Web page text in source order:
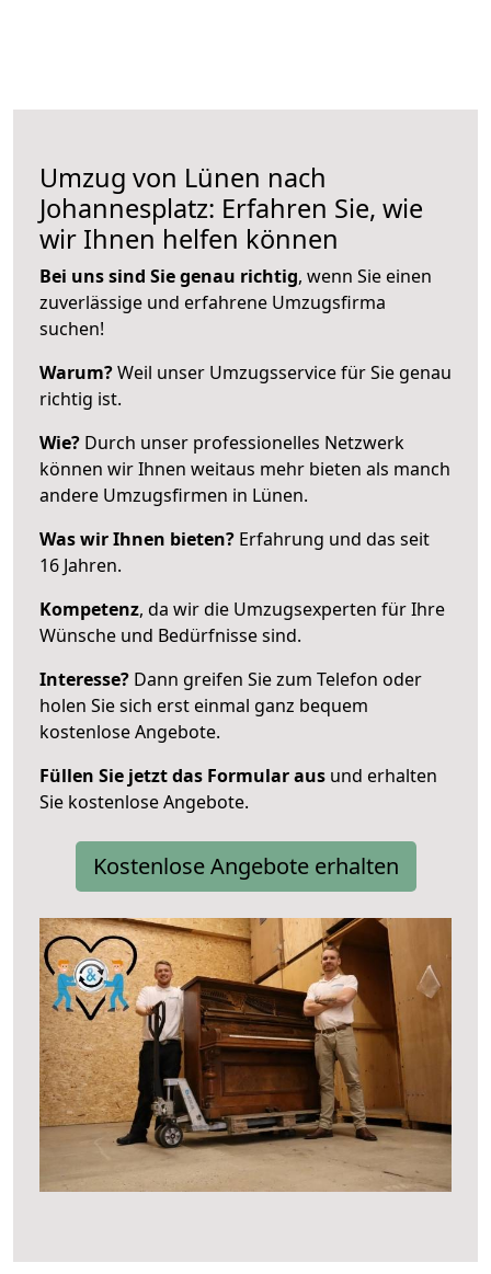
Umzug von Lünen nach
Johannesplatz: Erfahren Sie, wie
wir Ihnen helfen können
Bei uns sind Sie genau richtig, wenn Sie einen
zuverlässige und erfahrene Umzugsfirma
suchen!
Warum?Weil unser Umzugsservice für Sie genau
richtig ist.
Wie? Durch unser professionelles Netzwerk
können wir Ihnen weitaus mehr bieten als manch
andere Umzugsfirmen in Lünen.
Was wir Ihnen bieten? Erfahrung und das seit
16 Jahren.
Kompetenz, da wir die Umzugsexperten für Ihre
Wünsche und Bedürfnisse sind.
Interesse? Dann greifen Sie zum Telefon oder
holen Sie sich erst einmal ganz bequem
kostenlose Angebote.
Füllen Sie jetzt das Formular aus und erhalten
Sie kostenlose Angebote.
Kostenlose Angebote erhalten